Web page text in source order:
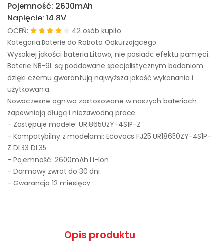
Pojemność: 2600mAh
Napięcie: 14.8V
OCEŃ:
42 osób kupiło
Kategoria:Baterie do Robota Odkurzającego
Wysokiej jakości bateria Litowo, nie posiada efektu pamięci.
Baterie NB-9L są poddawane specjalistycznym badaniom
dzięki czemu gwarantują najwyższa jakość wykonania i
użytkowania.
Nowoczesne ogniwa zastosowane w naszych bateriach
zapewniają długą i niezawodną prace.
- Zastępuje modele: UR18650ZY-4S1P-Z
- Kompatybilny z modelami: Ecovacs FJ25 UR18650ZY-4S1P-
Z DL33 DL35
- Pojemność: 2600mAh Li-Ion
- Darmowy zwrot do 30 dni
- Gwarancja 12 miesięcy
Opis produktu